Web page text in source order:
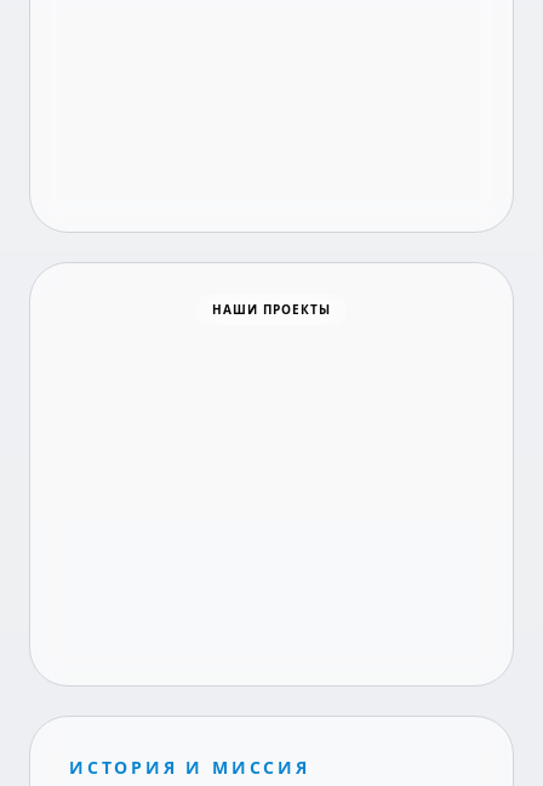
НАШИ ПРОЕКТЫ
Время новостей
ИСТОРИЯ И МИССИЯ